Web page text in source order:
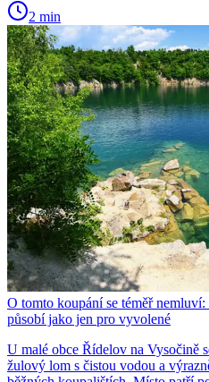
2 min
O tomto koupání se téměř
působí jako jen pro vyvolené
U malé obce Řídelov na Vysočině
žulový lom s čistou vodou a